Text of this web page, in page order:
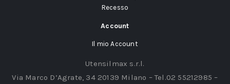
Recesso
Account
Il mio Account
Utensilmax s.r.l.
Via Marco D’Agrate, 34 20139 Milano – Tel.02 55212985 –